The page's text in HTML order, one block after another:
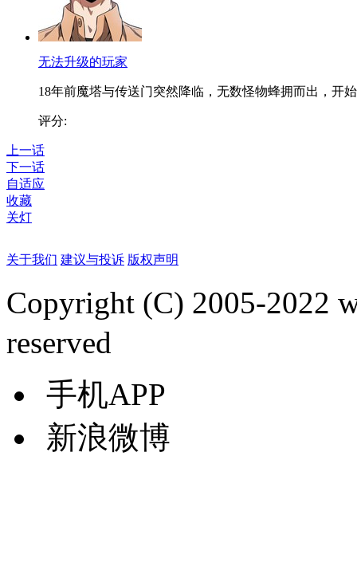
无法升级的玩家
18年前魔塔与传送门突然降临，无数怪物蜂拥而出，开
评分:
上一话
下一话
自适应
收藏
关灯
关于我们 建议与投诉 版权声明
Copyright (C) 2005-2022
reserved
手机APP
新浪微博